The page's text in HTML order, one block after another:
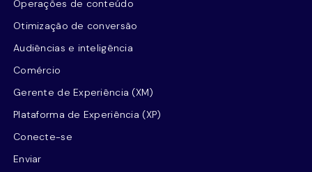
Operações de conteúdo
Otimização de conversão
Audiências e inteligência
Comércio
Gerente de Experiência (XM)
Plataforma de Experiência (XP)
Conecte-se
Enviar